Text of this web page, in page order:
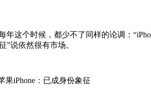
个时候，都少不了同样的论调：
”说依然很有市场。